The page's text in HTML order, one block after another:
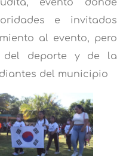
evento donde
e invitados
al evento, pero
del deporte y de la
del municipio